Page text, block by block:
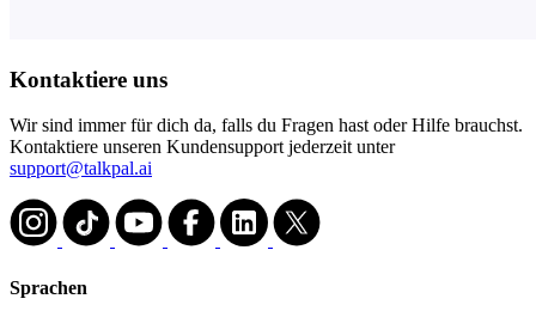
Kontaktiere uns
Wir sind immer für dich da, falls du Fragen hast oder Hilfe brauchst.
Kontaktiere unseren Kundensupport jederzeit unter
support@talkpal.ai
Sprachen